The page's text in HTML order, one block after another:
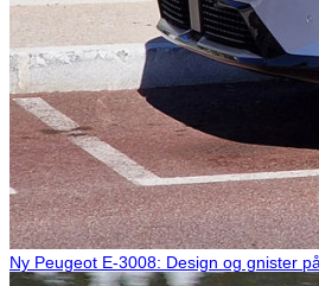
Ny Peugeot E-3008: Design og gnister